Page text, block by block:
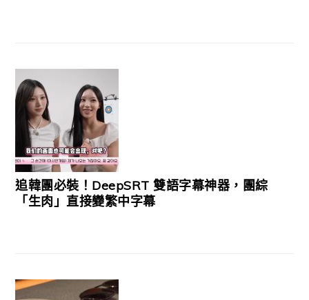
追韓團必裝！DeepSRT 雙語字幕神器，團綜
「生肉」直接變繁中字幕